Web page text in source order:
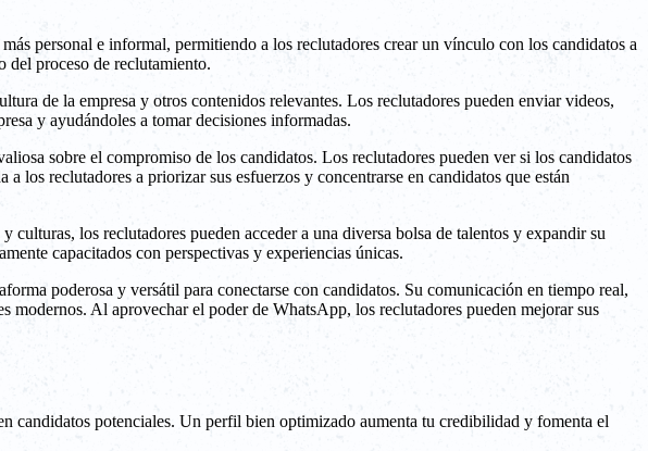
personal e informal, permitiendo a los reclutadores crear un vínculo con los candidatos a
proceso de reclutamiento.
de la empresa y otros contenidos relevantes. Los reclutadores pueden enviar videos,
y ayudándoles a tomar decisiones informadas.
sobre el compromiso de los candidatos. Los reclutadores pueden ver si los candidatos
los reclutadores a priorizar sus esfuerzos y concentrarse en candidatos que están
los reclutadores pueden acceder a una diversa bolsa de talentos y expandir su
capacitados con perspectivas y experiencias únicas.
poderosa y versátil para conectarse con candidatos. Su comunicación en tiempo real,
Al aprovechar el poder de WhatsApp, los reclutadores pueden mejorar sus
candidatos potenciales. Un perfil bien optimizado aumenta tu credibilidad y fomenta el